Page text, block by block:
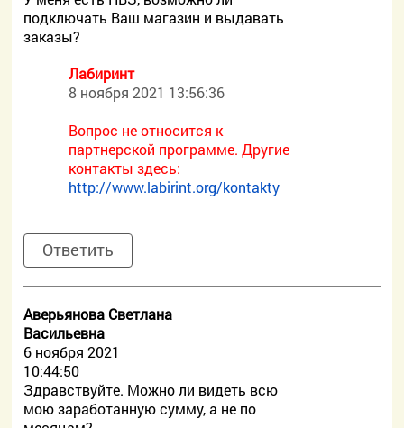
подключать Ваш магазин и выдавать
заказы?
Лабиринт
8 ноября 2021 13:56:36
Вопрос не относится к
партнерской программе. Другие
контакты здесь:
http://www.labirint.org/kontakty
Ответить
Аверьянова Светлана
Васильевна
6 ноября 2021
10:44:50
Здравствуйте. Можно ли видеть всю
мою заработанную сумму, а не по